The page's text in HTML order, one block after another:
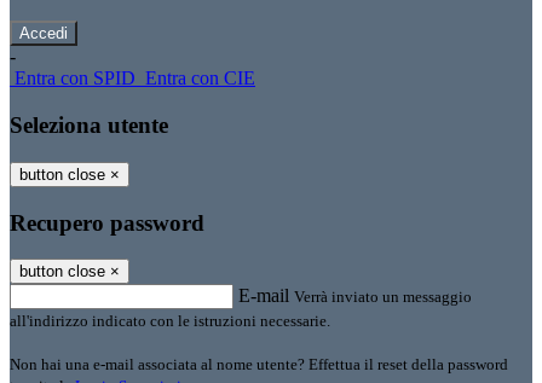
-
Entra con SPID Entra con CIE
Seleziona utente
button close ×
Recupero password
button close ×
E-mail Verrà inviato un messaggio
all'indirizzo indicato con le istruzioni necessarie.
Non hai una e-mail associata al nome utente? Effettua il reset della password